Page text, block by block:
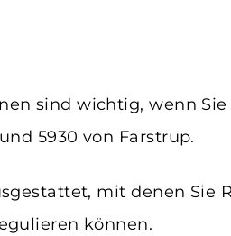
sind wichtig, wenn
5930 von Farstrup.
mit denen Sie
können.